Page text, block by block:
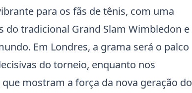
para os fãs de tênis, com uma
do tradicional Grand Slam Wimbledon e
Em Londres, a grama será o palco
do torneio, enquanto nos
mostram a força da nova geração do